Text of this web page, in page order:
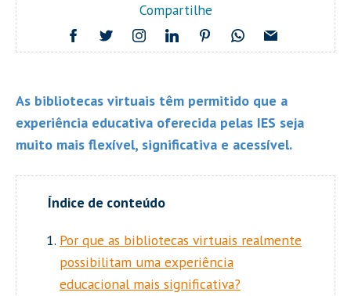
Compartilhe
As bibliotecas virtuais têm permitido que a
experiência educativa oferecida pelas IES seja
muito mais flexível, significativa e acessível.
Por que as bibliotecas virtuais realmente
possibilitam uma experiência
educacional mais significativa?